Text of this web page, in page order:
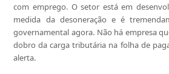
com emprego. O setor está em
medida da desoneração e é
governamental agora. Não há empresa
dobro da carga tributária na folha de
alerta.